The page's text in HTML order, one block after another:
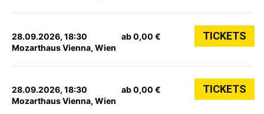
28.09.2026, 18:30
Mozarthaus Vienna, Wien
ab 0,00 € TICKETS
28.09.2026, 18:30
Mozarthaus Vienna, Wien
ab 0,00 € TICKETS